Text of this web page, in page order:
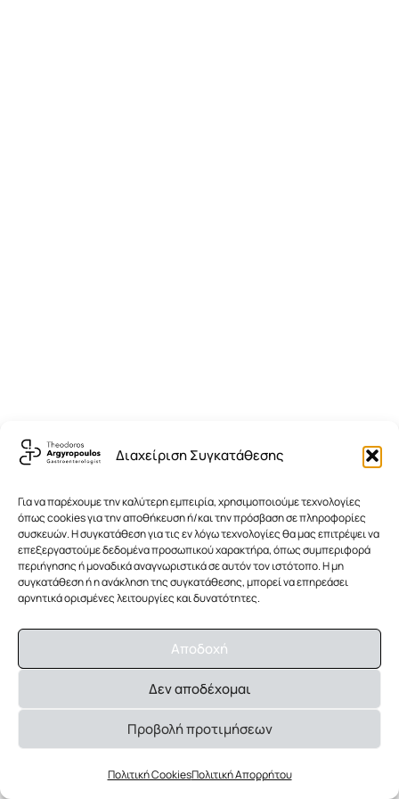
Διαχείριση Συγκατάθεσης
Για να παρέχουμε την καλύτερη εμπειρία, χρησιμοποιούμε τεχνολογίες
όπως cookies για την αποθήκευση ή/και την πρόσβαση σε πληροφορίες
συσκευών. Η συγκατάθεση για τις εν λόγω τεχνολογίες θα μας επιτρέψει να
επεξεργαστούμε δεδομένα προσωπικού χαρακτήρα, όπως συμπεριφορά
περιήγησης ή μοναδικά αναγνωριστικά σε αυτόν τον ιστότοπο. Η μη
συγκατάθεση ή η ανάκληση της συγκατάθεσης, μπορεί να επηρεάσει
αρνητικά ορισμένες λειτουργίες και δυνατότητες.
Αποδοχή
Δεν αποδέχομαι
Προβολή προτιμήσεων
Πολιτική CookiesΠολιτική Απορρήτου